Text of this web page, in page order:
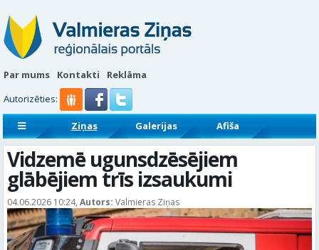
Par mums Kontakti
Reklāma
Autorizēties:
Ziņas Galerijas
Afiša
Sludinājumi
Reklāmraksti
Vidzemē ugunsdzēsējiem
glābējiem trīs izsaukumi
04.06.2026 10:24, Autors: Valmieras Ziņas